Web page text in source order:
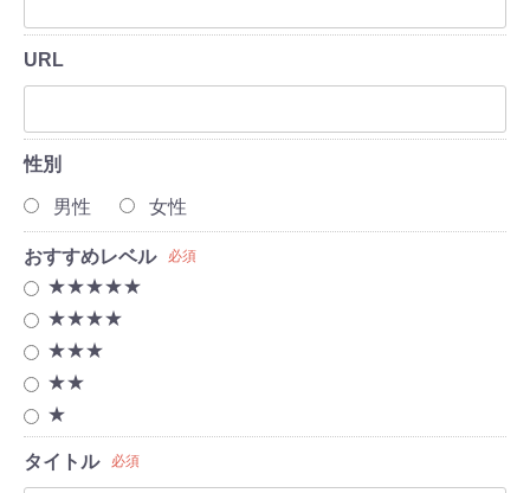
URL
性別
男性 女性
おすすめレベル 必須
★★★★★
★★★★
★★★
★★
★
タイトル 必須